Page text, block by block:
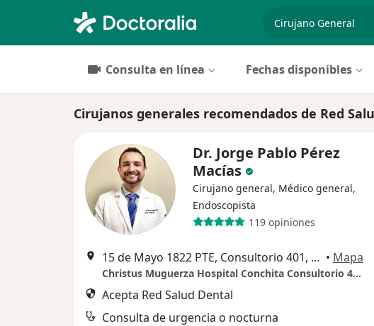
Consulta en línea Fechas disponibles
Cirujanos generales recomendados de Red
Dr. Jorge Pablo Pérez
Macías
Cirujano general, Médico general,
Endoscopista
119 opiniones
15 de Mayo 1822 PTE, Consultorio 401, Maria Luisa, Monterrey, Monterrey • Mapa
Christus Muguerza Hospital Conchita Consultorio 401
Acepta Red Salud Dental
Consulta de urgencia o nocturna